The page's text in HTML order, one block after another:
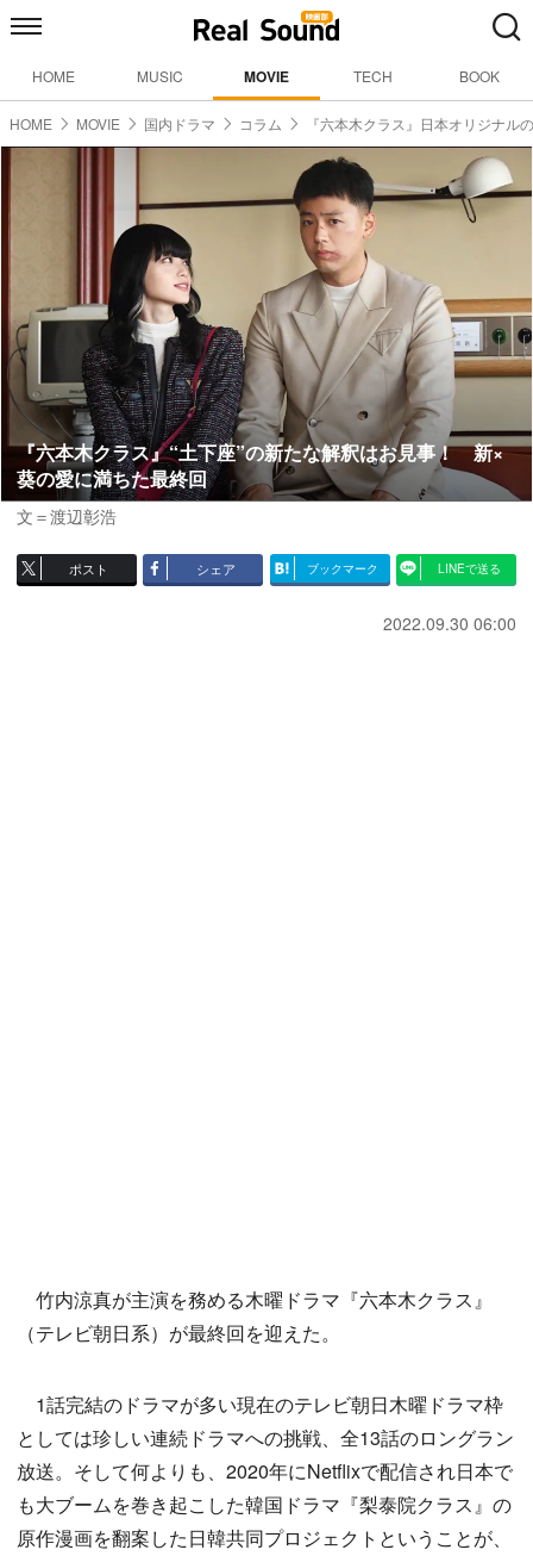
HOME MUSIC MOVIE TECH BOOK
HOME MOVIE 国内ドラマ コラム 『六本木クラス』日本オリジナル
『六本木クラス』“土下座”の新たな解釈はお見事！ 新×
葵の愛に満ちた最終回
文＝渡辺彰浩
ポスト シェア ブックマーク LINEで送る
2022.09.30 06:00
竹内涼真が主演を務める木曜ドラマ『六本木クラス』
（テレビ朝日系）が最終回を迎えた。
1話完結のドラマが多い現在のテレビ朝日木曜ドラマ枠
としては珍しい連続ドラマへの挑戦、全13話のロングラン
放送。そして何よりも、2020年にNetflixで配信され日本で
も大ブームを巻き起こした韓国ドラマ『梨泰院クラス』の
原作漫画を翻案した日韓共同プロジェクトということが、